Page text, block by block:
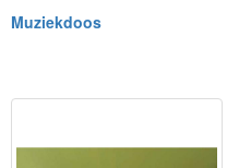
Muziekdoos